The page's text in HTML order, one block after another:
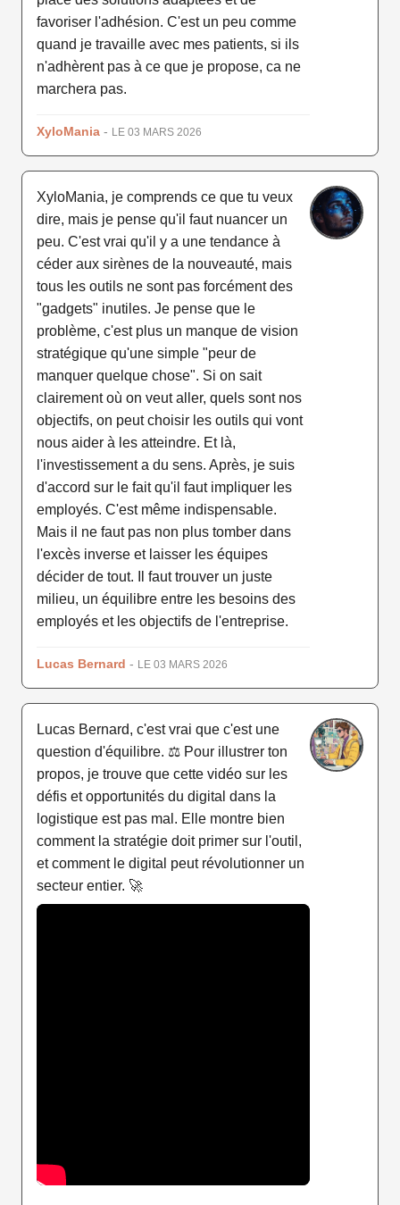
favoriser l'adhésion. C'est un peu comme
quand je travaille avec mes patients, si ils
n'adhèrent pas à ce que je propose, ca ne
marchera pas.
XyloMania - LE 03 MARS 2026
XyloMania, je comprends ce que tu veux
dire, mais je pense qu'il faut nuancer un
peu. C'est vrai qu'il y a une tendance à
céder aux sirènes de la nouveauté, mais
tous les outils ne sont pas forcément des
"gadgets" inutiles. Je pense que le
problème, c'est plus un manque de vision
stratégique qu'une simple "peur de
manquer quelque chose". Si on sait
clairement où on veut aller, quels sont nos
objectifs, on peut choisir les outils qui vont
nous aider à les atteindre. Et là,
l'investissement a du sens. Après, je suis
d'accord sur le fait qu'il faut impliquer les
employés. C'est même indispensable.
Mais il ne faut pas non plus tomber dans
l'excès inverse et laisser les équipes
décider de tout. Il faut trouver un juste
milieu, un équilibre entre les besoins des
employés et les objectifs de l'entreprise.
Lucas Bernard - LE 03 MARS 2026
Lucas Bernard, c'est vrai que c'est une
question d'équilibre. ⚖️ Pour illustrer ton
propos, je trouve que cette vidéo sur les
défis et opportunités du digital dans la
logistique est pas mal. Elle montre bien
comment la stratégie doit primer sur l'outil,
et comment le digital peut révolutionner un
secteur entier. 🚀